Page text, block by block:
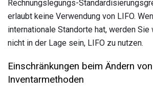
Rechnungslegungs-
erlaubt keine Verwendung von LIFO.
internationale Standorte hat, werden Sie
nicht in der Lage sein, LIFO zu nutzen.
Einschränkungen beim Ändern von
Inventarmethoden